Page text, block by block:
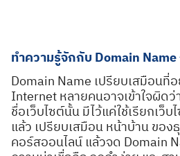
ทำความรู้จักกับ Domain
Domain Name เปรียบเสมือนที่
Internet หลายคนอาจเข้าใจผิด
ชื่อเว็บไซต์นั้น มีไว้แค่ใช้เรียกเว็
แล้ว เปรียบเสมือน หน้าบ้าน ขอ
คอร์สออนไลน์ แล้วจด Domain